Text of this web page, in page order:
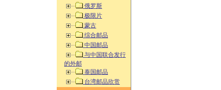
俄罗斯
极限片
蒙古
综合邮品
中国邮品
与中国联合发行
的外邮
泰国邮品
台湾邮品欣赏